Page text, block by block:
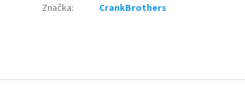
Značka: CrankBrothers